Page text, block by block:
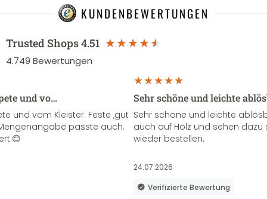
KUNDENBEWERTUNGEN
Trusted Shops4.51
4.749 Bewertungen
und vo…
und vom Kleister. Feste ,gut
passte auch.
Sehr schöne und leichte
Sehr schöne und leichte
auch auf Holz und sehen
wieder bestellen.
24.07.2026
Verifizierte Bewertung